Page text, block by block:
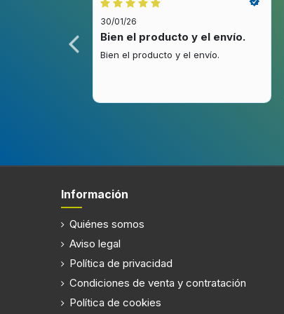
Tipo de filtro de grasa
Número de filtros
Eficiencia energética
Clase de eficiencia de energía
Escala de eficiencia energética
Potencia del motor
30/01/26
Bien el producto y el envío.
Bien el producto y el envío.
Información
Quiénes somos
Aviso legal
Política de privacidad
Condiciones de venta y contratación
Política de cookies